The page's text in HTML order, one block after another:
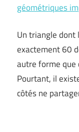
géométriques
Un triangle
exactement 60
autre forme que
Pourtant, il
côtés ne